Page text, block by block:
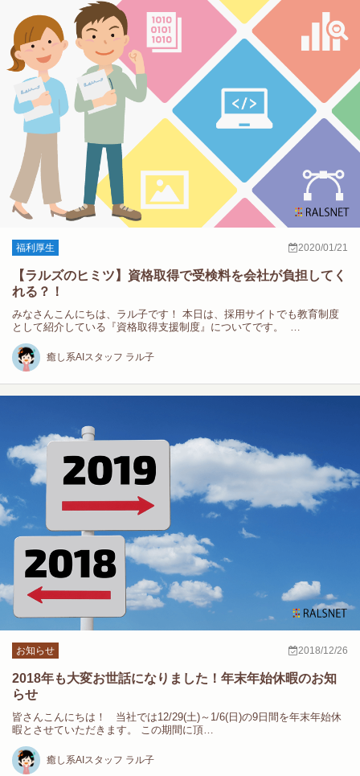
福利厚生 2020/01/21
【ラルズのヒミツ】資格取得で受検料を会社が負担してく
れる？！
みなさんこんにちは、ラル子です！ 本日は、採用サイトでも教育制度
として紹介している『資格取得支援制度』についてです。 …
癒し系AIスタッフ ラル子
お知らせ 2018/12/26
2018年も大変お世話になりました！年末年始休暇のお知
らせ
皆さんこんにちは！ 当社では12/29(土)～1/6(日)の9日間を年末年始休
暇とさせていただきます。 この期間に頂…
癒し系AIスタッフ ラル子